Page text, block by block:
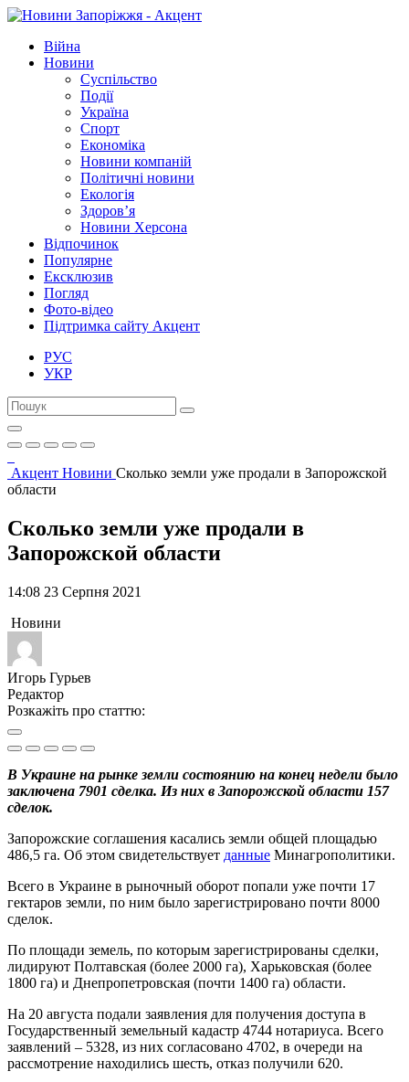
Війна
Новини
Суспільство
Події
Україна
Спорт
Економіка
Новини компаній
Політичні новини
Екологія
Здоров’я
Новини Херсона
Відпочинок
Популярне
Ексклюзив
Погляд
Фото-відео
Підтримка сайту Акцент
РУС
УКР
Акцент Новини Сколько земли уже продали в Запорожской
области
Сколько земли уже продали в
Запорожской области
14:08 23 Серпня 2021
Новини
Игорь Гурьев
Редактор
Розкажіть про статтю:
В Украине на рынке земли состоянию на конец недели было
заключена 7901 сделка. Из них в Запорожской области 157
сделок.
Запорожские соглашения касались земли общей площадью
486,5 га. Об этом свидетельствует данные Минагрополитики.
Всего в Украине в рыночный оборот попали уже почти 17
гектаров земли, по ним было зарегистрировано почти 8000
сделок.
По площади земель, по которым зарегистрированы сделки,
лидируют Полтавская (более 2000 га), Харьковская (более
1800 га) и Днепропетровская (почти 1400 га) области.
На 20 августа подали заявления для получения доступа в
Государственный земельный кадастр 4744 нотариуса. Всего
заявлений – 5328, из них согласовано 4702, в очереди на
рассмотрение находились шесть, отказ получили 620.